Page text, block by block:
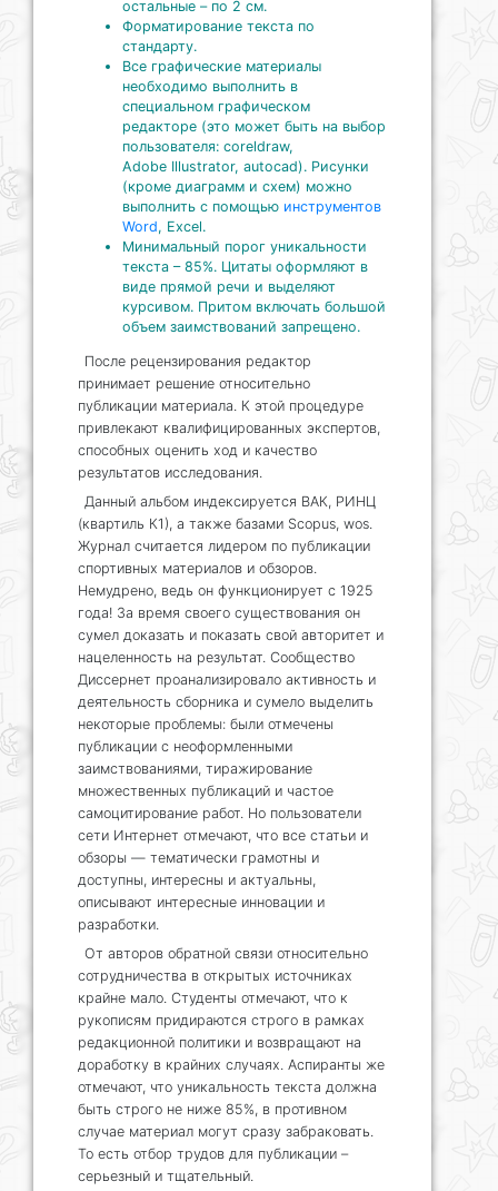
остальные – по 2 см.
Форматирование текста по
стандарту.
Все графические материалы
необходимо выполнить в
специальном графическом
редакторе (это может быть на выбор
пользователя: coreldraw,
Adobe Illustrator, autocad). Рисунки
(кроме диаграмм и схем) можно
выполнить с помощью инструментов
Word, Excel.
Минимальный порог уникальности
текста – 85%. Цитаты оформляют в
виде прямой речи и выделяют
курсивом. Притом включать большой
объем заимствований запрещено.
После рецензирования редактор
принимает решение относительно
публикации материала. К этой процедуре
привлекают квалифицированных экспертов,
способных оценить ход и качество
результатов исследования.
Данный альбом индексируется ВАК, РИНЦ
(квартиль К1), а также базами Scopus, wos.
Журнал считается лидером по публикации
спортивных материалов и обзоров.
Немудрено, ведь он функционирует с 1925
года! За время своего существования он
сумел доказать и показать свой авторитет и
нацеленность на результат. Сообщество
Диссернет проанализировало активность и
деятельность сборника и сумело выделить
некоторые проблемы: были отмечены
публикации с неоформленными
заимствованиями, тиражирование
множественных публикаций и частое
самоцитирование работ. Но пользователи
сети Интернет отмечают, что все статьи и
обзоры — тематически грамотны и
доступны, интересны и актуальны,
описывают интересные инновации и
разработки.
От авторов обратной связи относительно
сотрудничества в открытых источниках
крайне мало. Студенты отмечают, что к
рукописям придираются строго в рамках
редакционной политики и возвращают на
доработку в крайних случаях. Аспиранты же
отмечают, что уникальность текста должна
быть строго не ниже 85%, в противном
случае материал могут сразу забраковать.
То есть отбор трудов для публикации –
серьезный и тщательный.